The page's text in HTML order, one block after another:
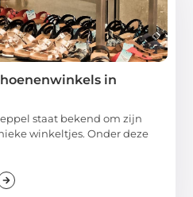
in
staat bekend om zijn
winkeltjes. Onder deze